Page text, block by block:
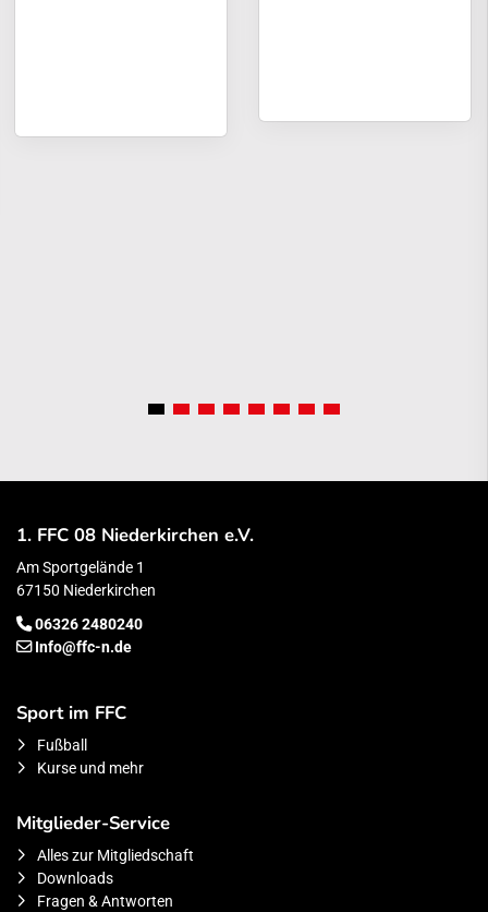
1. FFC 08 Niederkirchen e.V.
Am Sportgelände 1
67150 Niederkirchen
06326 2480240
Info@ffc-n.de
Sport im FFC
Fußball
Kurse und mehr
Mitglieder-Service
Alles zur Mitgliedschaft
Downloads
Fragen & Antworten